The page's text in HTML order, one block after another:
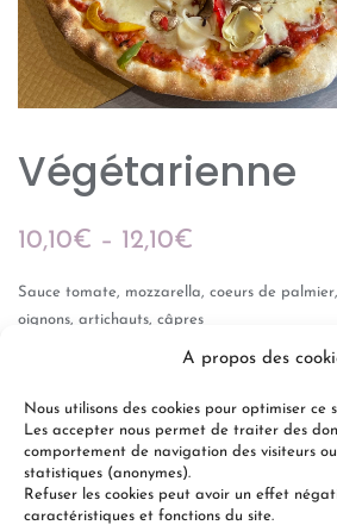
A propos des
Nous utilisons des cookies pour optimiser ce
Les accepter nous permet de traiter des
comportement de navigation des visiteurs
statistiques (anonymes).
Refuser les cookies peut avoir un effet
caractéristiques et fonctions du site.
Végétarienne
10,10€ – 12,10€
Sauce tomate, mozzarella, coeurs de
oignons, artichauts, câpres
Gamme « Les Classiques »
+ - AJOUTER AU